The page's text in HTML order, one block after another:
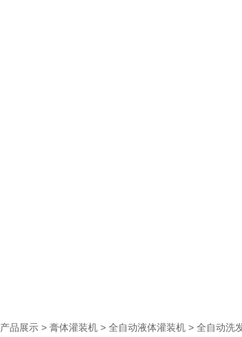
产品展示 > 膏体灌装机 > 全自动液体灌装机 > 全自动洗